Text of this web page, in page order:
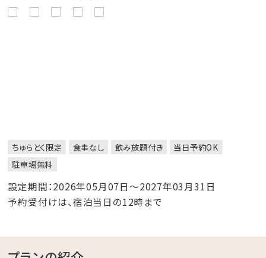
ちゅらとく限定 食事なし 飲み放題付き
当日予約OK
駐車場無料
設定期間：2026年05月07日～2027年03月31日
予約受付けは、宿泊当日の12時まで